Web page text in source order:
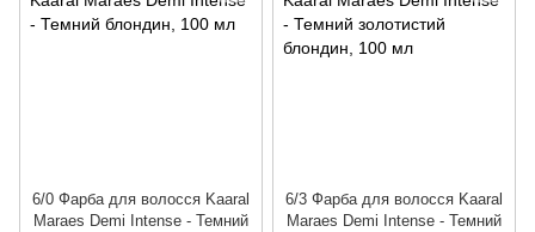
6/0 Фарба для волосся Kaaral
Maraes Demi Intense - Темний
6/3 Фарба для волосся Kaaral
Maraes Demi Intense - Темний